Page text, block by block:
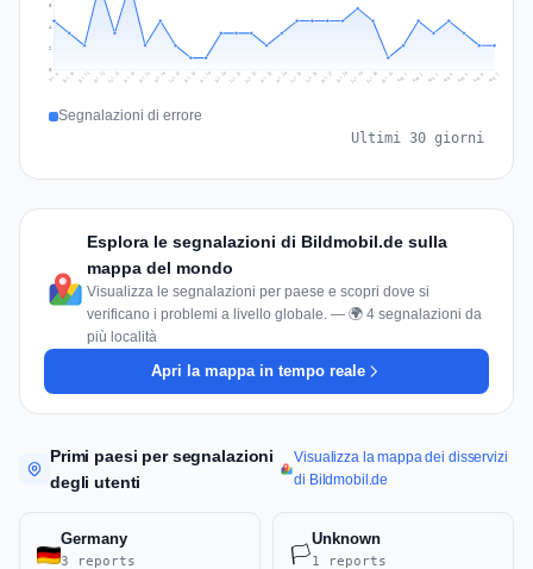
2
4
5
Jul 9 Jul 10 Jul 11 Jul 12 Jul 13 Jul 14 Jul 15 Jul 16 Jul 17 Jul 18 Jul 19 Jul 20 Jul 21 Jul 22 Jul 23 Jul 24 Jul 25 Jul 26 Jul 27 Jul 28 Jul 29 Jul 30 Jul 31 Aug 1 Aug 2 Aug 3 Aug 4 Aug 5 Aug 6 Aug 7
Segnalazioni di errore
Ultimi 30 giorni
Esplora le segnalazioni di Bildmobil.de sulla
mappa del mondo
Visualizza le segnalazioni per paese e scopri dove si
verificano i problemi a livello globale. — 🌍 4 segnalazioni da
più località
Apri la mappa in tempo reale
Primi paesi per segnalazioni
degli utenti
Visualizza la mappa dei disservizi
di Bildmobil.de
Germany
3 reports 🏳️
Unknown
1 reports